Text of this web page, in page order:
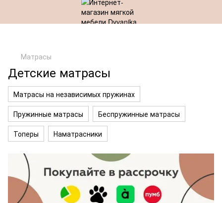
Матрасы
Детские матрасы
Матрасы на независимых пружинах
Пружинные матрасы
Беспружинные матрасы
Топеры
Наматрасники